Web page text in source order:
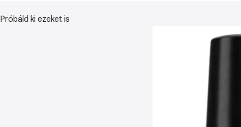
Próbáld ki ezeket is